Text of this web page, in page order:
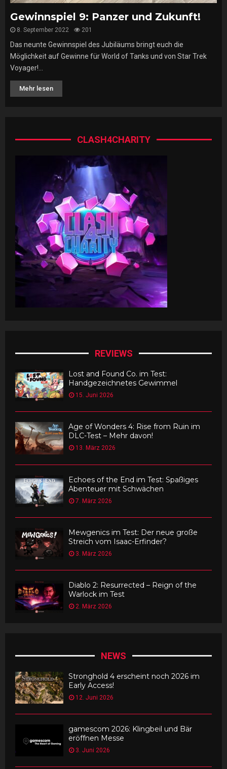
Gewinnspiel 9: Panzer und Zukunft!
8. September 2022 201
Das neunte Gewinnspiel des Jubiläums bringt euch die
Möglichkeit auf Gewinne für World of Tanks und von Star Trek
Voyager!...
Mehr lesen
CLASH4CHARITY
REVIEWS
Lost and Found Co. im Test:
Handgezeichnetes Gewimmel
15. Juni 2026
Age of Wonders 4: Rise from Ruin im
DLC-Test – Mehr davon!
13. März 2026
Echoes of the End im Test: Spaßiges
Abenteuer mit Schwächen
7. März 2026
Mewgenics im Test: Der neue große
Streich vom Isaac-Erfinder?
3. März 2026
Diablo 2: Resurrected – Reign of the
Warlock im Test
2. März 2026
NEWS
Stronghold 4 erscheint noch 2026 im
Early Access!
12. Juni 2026
gamescom 2026: Klingbeil und Bär
eröffnen Messe
3. Juni 2026